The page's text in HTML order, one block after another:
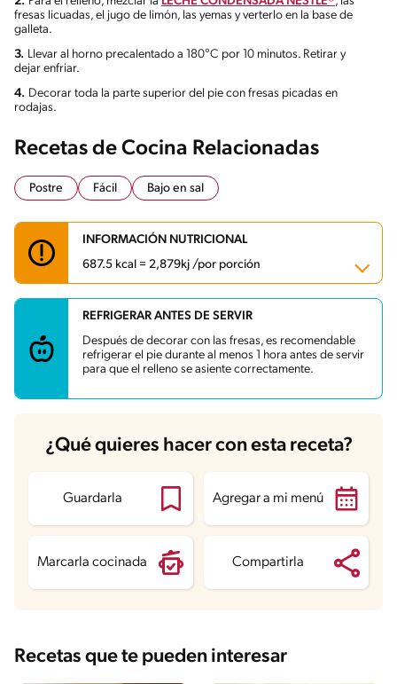
fresas licuadas, el jugo de limón, las yemas y verterlo en la base de
galleta.
3. Llevar al horno precalentado a 180°C por 10 minutos. Retirar y
dejar enfriar.
4. Decorar toda la parte superior del pie con fresas picadas en
rodajas.
Recetas de Cocina Relacionadas
Postre Fácil Bajo en sal
INFORMACIÓN NUTRICIONAL
687.5 kcal = 2,879kj /por porción
Carbohidratos 80.8 g
Energía 687.5 kcal
Grasas 35.9 g
Fibra 1.8 g
Proteína
REFRIGERAR ANTES DE SERVIR
Después de decorar con las fresas, es recomendable
refrigerar el pie durante al menos 1 hora antes de servir
para que el relleno se asiente correctamente.
¿Qué quieres hacer con esta receta?
Guardarla Agregar a mi menú
Marcarla cocinada Compartirla
Recetas que te pueden interesar